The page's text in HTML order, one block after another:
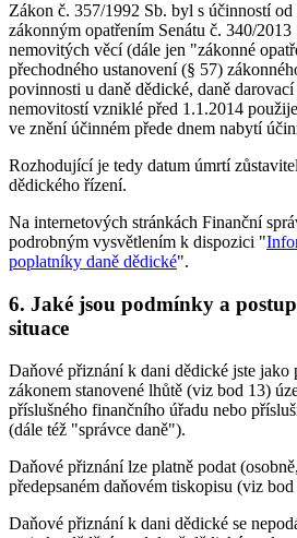
Zákon č. 357/1992 Sb. byl s účinností od
zákonným opatřením Senátu č. 340/
nemovitých věcí (dále jen "zákonné
přechodného ustanovení (§ 57)
povinnosti u daně dědické, daně
nemovitostí vzniklé před 1.1.2014
ve znění účinném přede dnem nabytí
Rozhodující je tedy datum úmrtí
dědického řízení.
Na internetových stránkách Finanční
podrobným vysvětlením k dispozici "
poplatníky daně dědické".
6. Jaké jsou podmínky a
situace
Daňové přiznání k dani dědické jste
zákonem stanovené lhůtě (viz bod 13)
příslušného finančního úřadu nebo
(dále též "správce daně").
Daňové přiznání lze platně podat
předepsaném daňovém tiskopisu (viz bod
Daňové přiznání k dani dědické se